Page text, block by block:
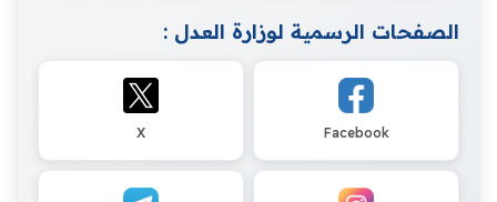
الصفحات الرسمية لوزارة العدل :
Facebook
X